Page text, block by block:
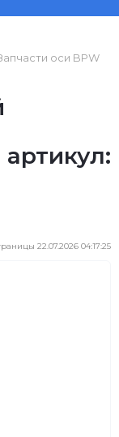
оси BPW
22.07.2026 04:17:25